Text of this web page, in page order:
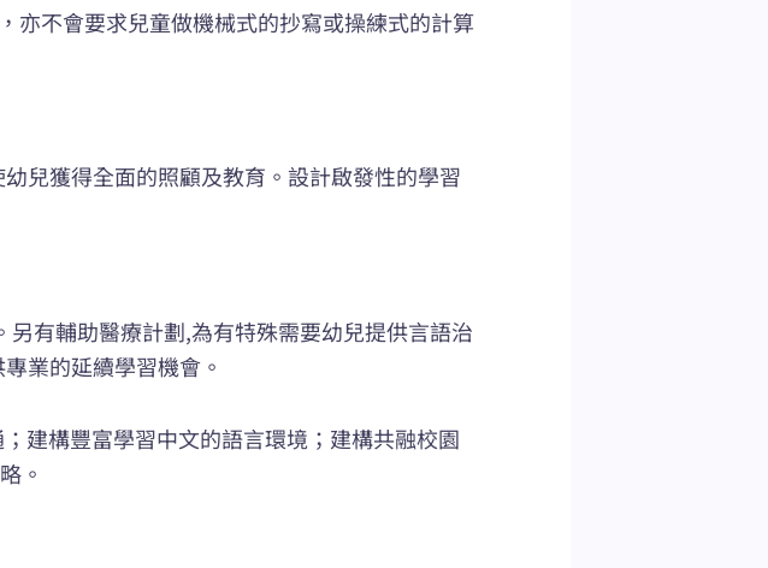
亦不會要求兒童做機械式的抄寫或操練式的計算
兒獲得全面的照顧及教育。設計啟發性的學習
有輔助醫療計劃,為有特殊需要幼兒提供言語治
業的延續學習機會。
建構豐富學習中文的語言環境；建構共融校園
。